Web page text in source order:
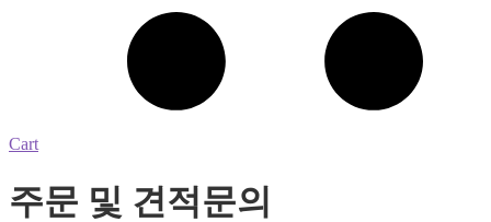
Cart
주문 및 견적문의